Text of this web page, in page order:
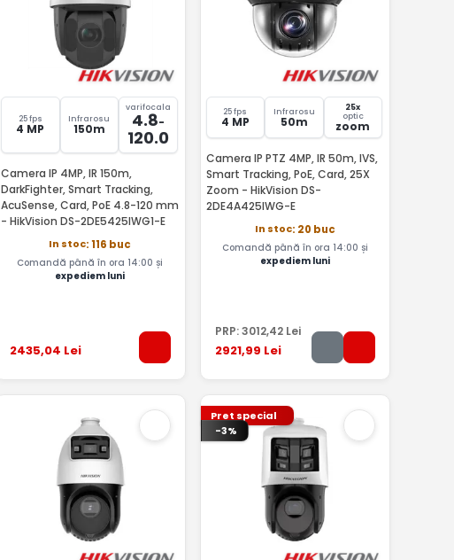
25 fps
4 MP
Infrarosu
150m
varifocala
4.8-
120.0
Camera IP 4MP, IR 150m,
DarkFighter, Smart Tracking,
AcuSense, Card, PoE 4.8-120 mm
- HikVision DS-2DE5425IWG1-E
In stoc: 116 buc
Comandă până în ora 14:00 și
expediem luni
2435,04 Lei
25 fps
4 MP
Infrarosu
50m
25x
optic
zoom
Camera IP PTZ 4MP, IR 50m, IVS,
Smart Tracking, PoE, Card, 25X
Zoom - HikVision DS-
2DE4A425IWG-E
In stoc: 20 buc
Comandă până în ora 14:00 și
expediem luni
PRP:3012,42Lei
2921,99 Lei
Pret special
-3%